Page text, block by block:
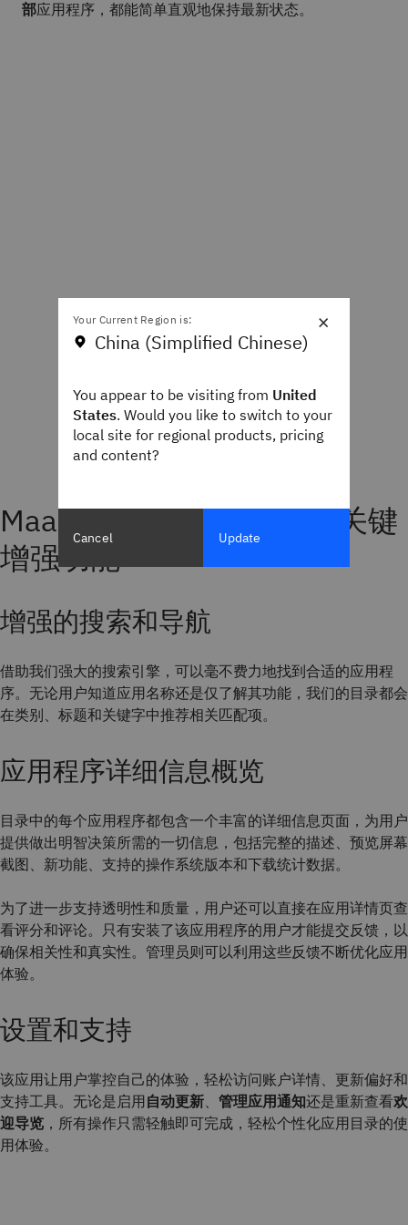
部应用程序，都能简单直观地保持最新状态。
MaaS360 App Catalog 的关键
增强功能
增强的搜索和导航
借助我们强大的搜索引擎，可以毫不费力地找到合适的应用程
序。无论用户知道应用名称还是仅了解其功能，我们的目录都会
在类别、标题和关键字中推荐相关匹配项。
应用程序详细信息概览
目录中的每个应用程序都包含一个丰富的详细信息页面，为用户
提供做出明智决策所需的一切信息，包括完整的描述、预览屏幕
截图、新功能、支持的操作系统版本和下载统计数据。
为了进一步支持透明性和质量，用户还可以直接在应用详情页查
看评分和评论。只有安装了该应用程序的用户才能提交反馈，以
确保相关性和真实性。管理员则可以利用这些反馈不断优化应用
体验。
设置和支持
该应用让用户掌控自己的体验，轻松访问账户详情、更新偏好和
支持工具。无论是启用 自动更新、 管理应用通知还是重新查看欢
迎导览 ，所有操作只需轻触即可完成，轻松个性化应用目录的使
用体验。
×
Your Current Region is:
China (Simplified Chinese)
You appear to be visiting from United
States. Would you like to switch to your
local site for regional products, pricing
and content?
Cancel Update